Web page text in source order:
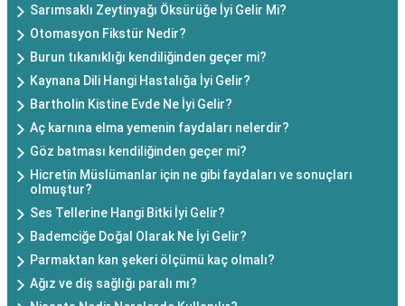
Sarımsaklı Zeytinyağı Öksürüğe İyi Gelir Mi?
Otomasyon Fikstür Nedir?
Burun tıkanıklığı kendiliğinden geçer mi?
Kaynana Dili Hangi Hastalığa İyi Gelir?
Bartholin Kistine Evde Ne İyi Gelir?
Aç karnına elma yemenin faydaları nelerdir?
Göz batması kendiliğinden geçer mi?
Hicretin Müslümanlar için ne gibi faydaları ve sonuçları
olmuştur?
Ses Tellerine Hangi Bitki İyi Gelir?
Bademciğe Doğal Olarak Ne İyi Gelir?
Parmaktan kan şekeri ölçümü kaç olmalı?
Ağız ve diş sağlığı paralı mı?